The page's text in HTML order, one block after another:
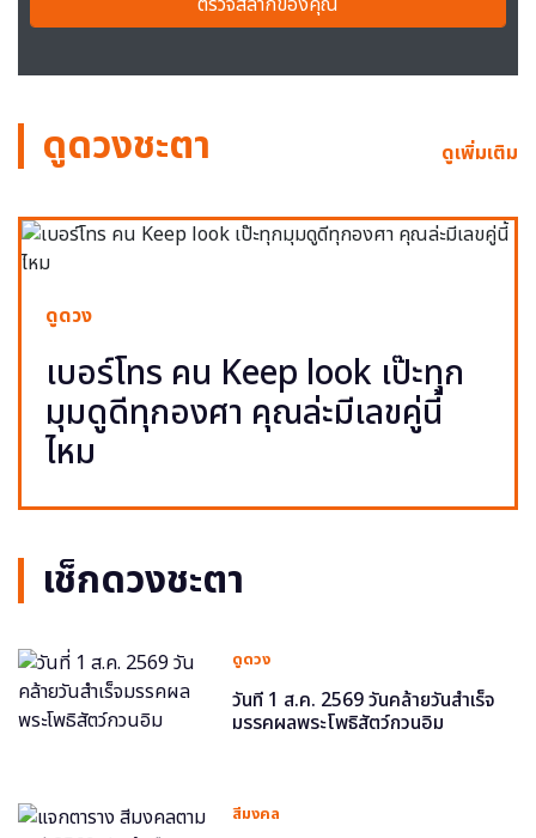
ดูดวงชะตา ดูเพิ่มเติม
ดูดวง
เบอร์โทร คน Keep look เป๊ะทุก
มุมดูดีทุกองศา คุณล่ะมีเลขคู่นี้
ไหม
เช็กดวงชะตา
ดูดวง
วันที่ 1 ส.ค. 2569 วันคล้ายวันสำเร็จ
มรรคผลพระโพธิสัตว์กวนอิม
สีมงคล